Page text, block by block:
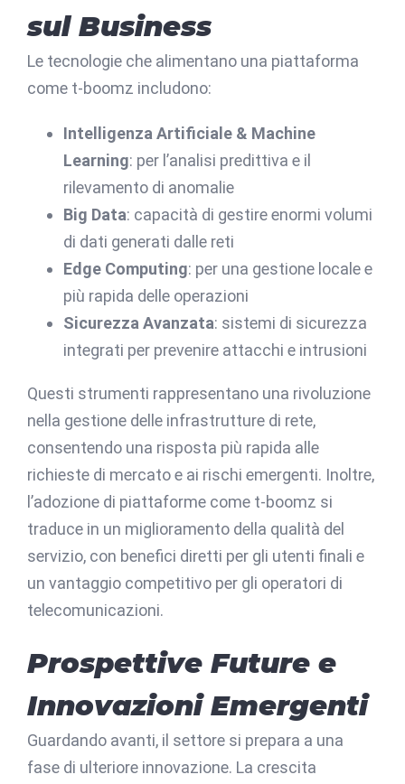
sul Business
Le tecnologie che alimentano una piattaforma
come t-boomz includono:
Intelligenza Artificiale & Machine
Learning: per l’analisi predittiva e il
rilevamento di anomalie
Big Data: capacità di gestire enormi volumi
di dati generati dalle reti
Edge Computing: per una gestione locale e
più rapida delle operazioni
Sicurezza Avanzata: sistemi di sicurezza
integrati per prevenire attacchi e intrusioni
Questi strumenti rappresentano una rivoluzione
nella gestione delle infrastrutture di rete,
consentendo una risposta più rapida alle
richieste di mercato e ai rischi emergenti. Inoltre,
l’adozione di piattaforme come t-boomz si
traduce in un miglioramento della qualità del
servizio, con benefici diretti per gli utenti finali e
un vantaggio competitivo per gli operatori di
telecomunicazioni.
Prospettive Future e
Innovazioni Emergenti
Guardando avanti, il settore si prepara a una
fase di ulteriore innovazione. La crescita